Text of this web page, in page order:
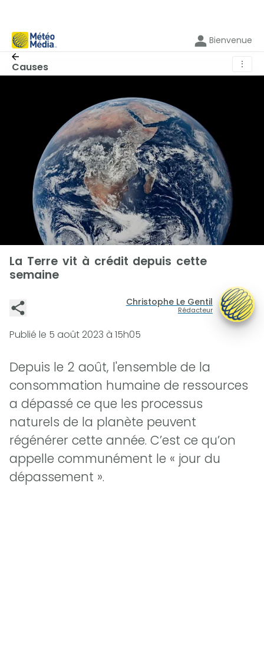
Bienvenue
Causes ⋮
La Terre vit à crédit depuis cette
semaine
Christophe Le Gentil
Rédacteur
Publié le 5 août 2023 à 15h05
Depuis le 2 août, l'ensemble de la
consommation humaine de ressources
a dépassé ce que les processus
naturels de la planète peuvent
régénérer cette année. C’est ce qu’on
appelle communément le « jour du
dépassement ».